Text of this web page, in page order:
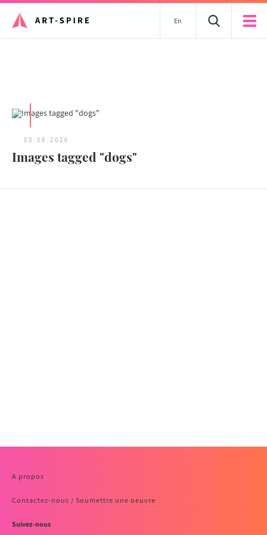
En
08.08.2026
Images tagged "dogs"
A propos
Contactez-nous / Soumettre une oeuvre
Suivez-nous